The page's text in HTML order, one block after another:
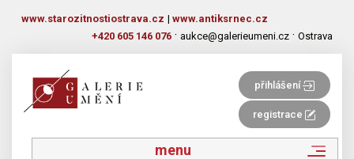
www.starozitnostiostrava.cz | www.antiksrnec.cz
+420 605 146 076 · aukce@galerieumeni.cz · Ostrava
přihlášení
registrace
menu